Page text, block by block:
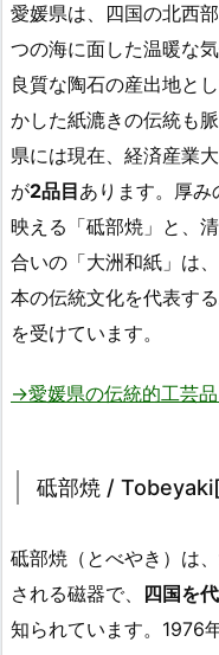
愛媛県は、四国の北西
つの海に面した温暖な
良質な陶石の産出地と
かした紙漉きの伝統も
県には現在、経済産業
が2品目あります。厚
映える「砥部焼」と、
合いの「大洲和紙」は
本の伝統文化を代表す
を受けています。
→愛媛県の伝統的工芸
砥部焼 /
砥部焼（とべやき）は
される磁器で、 四国を
知られています。1976